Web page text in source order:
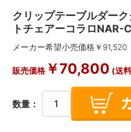
クリップテーブルダー
トチェアーコラロNAR-
メーカー希望小売価格￥ 91,520
販売価格￥70,800 (送
数量：